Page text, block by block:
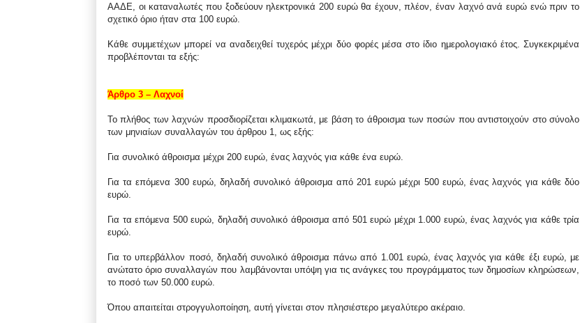
ΑΑΔΕ, οι καταναλωτές που ξοδεύουν ηλεκτρονικά 200 ευρώ θα έχουν, πλέον, έναν λαχνό ανά ευρώ ενώ πριν το
σχετικό όριο ήταν στα 100 ευρώ.
Κάθε συμμετέχων μπορεί να αναδειχθεί τυχερός μέχρι δύο φορές μέσα στο ίδιο ημερολογιακό έτος. Συγκεκριμένα
προβλέπονται τα εξής:
Άρθρο 3 – Λαχνοί
Το πλήθος των λαχνών προσδιορίζεται κλιμακωτά, με βάση το άθροισμα των ποσών που αντιστοιχούν στο σύνολο
των μηνιαίων συναλλαγών του άρθρου 1, ως εξής:
Για συνολικό άθροισμα μέχρι 200 ευρώ, ένας λαχνός για κάθε ένα ευρώ.
Για τα επόμενα 300 ευρώ, δηλαδή συνολικό άθροισμα από 201 ευρώ μέχρι 500 ευρώ, ένας λαχνός για κάθε δύο
ευρώ.
Για τα επόμενα 500 ευρώ, δηλαδή συνολικό άθροισμα από 501 ευρώ μέχρι 1.000 ευρώ, ένας λαχνός για κάθε τρία
ευρώ.
Για το υπερβάλλον ποσό, δηλαδή συνολικό άθροισμα πάνω από 1.001 ευρώ, ένας λαχνός για κάθε έξι ευρώ, με
ανώτατο όριο συναλλαγών που λαμβάνονται υπόψη για τις ανάγκες του προγράμματος των δημοσίων κληρώσεων,
το ποσό των 50.000 ευρώ.
Όπου απαιτείται στρογγυλοποίηση, αυτή γίνεται στον πλησιέστερο μεγαλύτερο ακέραιο.